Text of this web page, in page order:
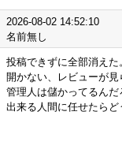
2026-08-02 14:52:10
名前無し
投稿できずに全部消えた
開かない、レビューが見
管理人は儲かってるんだ
出来る人間に任せたらど